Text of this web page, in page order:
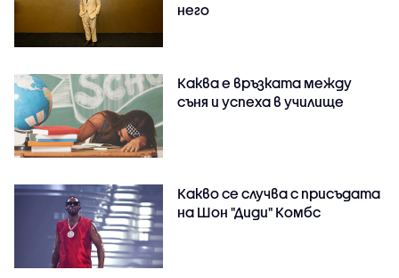
него
Каква е връзката между
съня и успеха в училище
Какво се случва с присъдата
на Шон "Диди" Комбс